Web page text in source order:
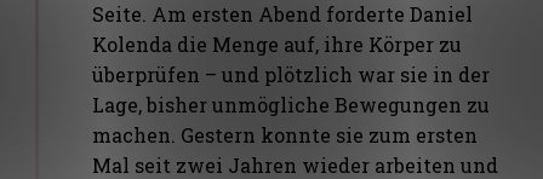
Seite. Am ersten Abend forderte Daniel
Kolenda die Menge auf, ihre Körper zu
überprüfen – und plötzlich war sie in der
Lage, bisher unmögliche Bewegungen zu
machen. Gestern konnte sie zum ersten
Mal seit zwei Jahren wieder arbeiten und